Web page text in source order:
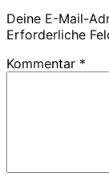
Deine E-Mail-
Erforderliche
Kommentar *